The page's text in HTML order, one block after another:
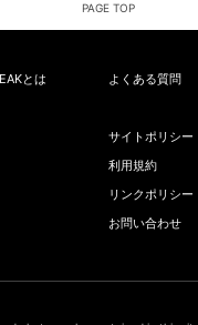
PAGE TOP
とは
よくある質問
サイトポリシー
利用規約
リンクポリシー
お問い合わせ